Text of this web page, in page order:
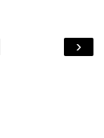
›